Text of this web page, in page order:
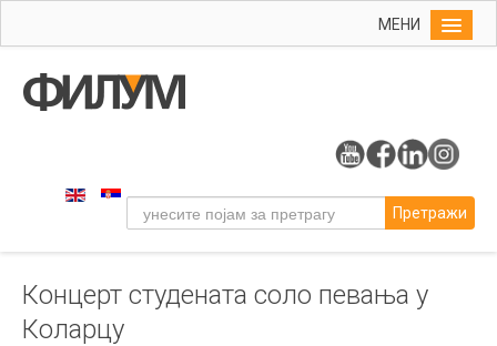
МЕНИ
Упис
Уметност
Музичка уметност
Примењена и ликовна уметност
Претражи
Концерт студената соло певања у
Коларцу